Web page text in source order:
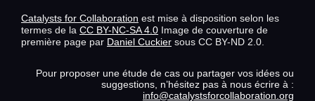
Catalysts for Collaboration est mise à disposition selon les
termes de la CC BY-NC-SA 4.0 Image de couverture de
première page par Daniel Cuckier sous CC BY-ND 2.0.
Pour proposer une étude de cas ou partager vos idées ou
suggestions, n’hésitez pas à nous écrire à :
info@catalystsforcollaboration.org